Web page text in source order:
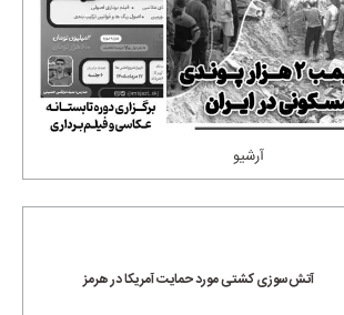
آرشیو
آتش‌سوزی کشتی مورد حمایت آمریکا در هرمز